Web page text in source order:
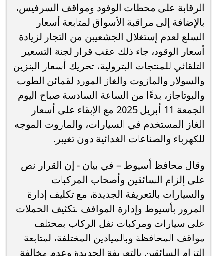
الرقابة على محطات الوقود ومواقف السرفيس،
بالإضافة إلى مراقبة الأسواق لمتابعة أسعار
السلع لعدم إستغلال الجشعيين من التجار لزيادة
أسعار الوقود، جاء ذلك عقب قرار لجنة التسعير
التلقائي للمنتجات البترولية، تحريك أسعار البنزين
والسولار والمازوت والغاز المورد لقمائن الطوب
والبوتاجاز، بدءًا من الساعة السادسة صباح اليوم
الجمعة 11 أبريل 2025 مع الإبقاء على أسعار
الغاز المستخدم في السيارات، والمازوت الموجه
للكهرباء والصناعات الغذائية دون تغيير.
وقال محافظ أسيوط – في بيان - إن القرار نص
على إلزام السائقين وأصحاب المركبات
والسيارات بالتعريفة الجديدة، مع تكليف إدارة
المرور بأسيوط وإدارة المواقف بتكثيف الحملات
على سيارات ومركبات نقل الركاب بمختلف
مواقف المحافظة وبالميادين المختلفة، لمتابعة
إلتزام السائقين بالتعريفة الجديدة وعدم مخالفة